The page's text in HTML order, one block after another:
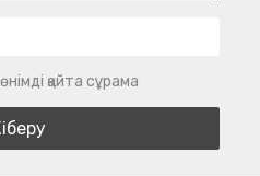
қайта сұрама